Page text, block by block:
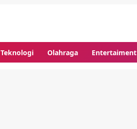
Teknologi Olahraga Entertaiment